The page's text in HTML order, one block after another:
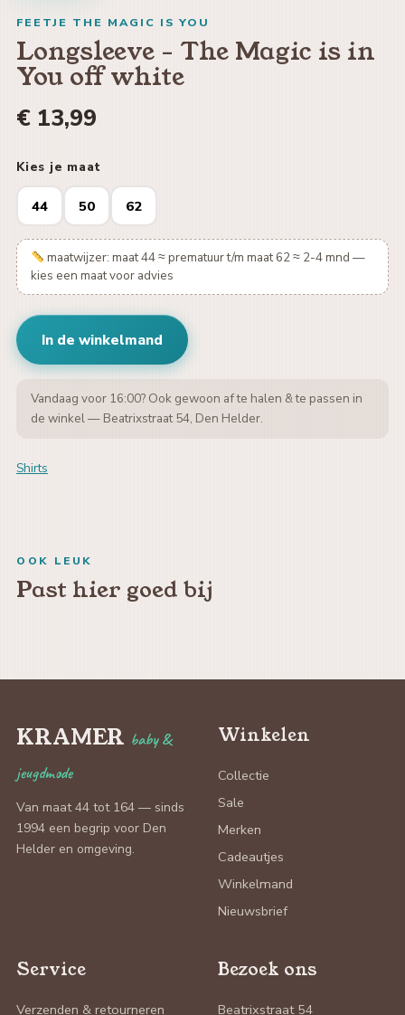
FEETJE THE MAGIC IS YOU
Longsleeve - The Magic is in
You off white
€ 13,99
Kies je maat
44 50 62
maatwijzer: maat 44 ≈ prematuur t/m maat 62 ≈ 2-4 mnd —
kies een maat voor advies
In de winkelmand
Vandaag voor 16:00? Ook gewoon af te halen & te passen in
de winkel — Beatrixstraat 54, Den Helder.
Shirts
OOK LEUK
Past hier goed bij
KRAMER baby &
jeugdmode
Van maat 44 tot 164 — sinds
1994 een begrip voor Den
Helder en omgeving.
Winkelen
Collectie
Sale
Merken
Cadeautjes
Winkelmand
Nieuwsbrief
Service
Verzenden & retourneren
Bezoek ons
Beatrixstraat 54